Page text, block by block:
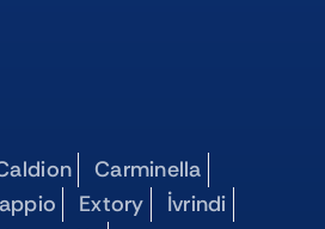
Carminella
Extory
İvrindi